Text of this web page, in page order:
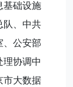
基础设施
队、中共
、公安部
理协调中
市大数据